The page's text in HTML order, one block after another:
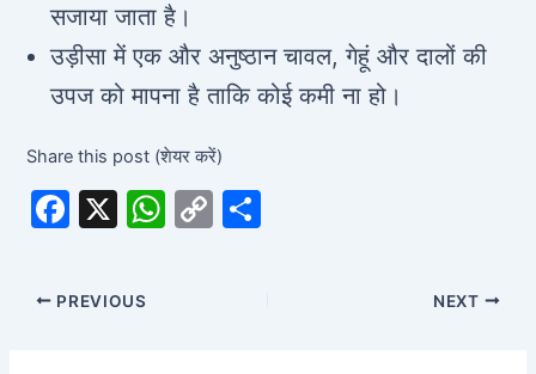
सजाया जाता है।
उड़ीसा में एक और अनुष्ठान चावल, गेहूं और दालों की
उपज को मापना है ताकि कोई कमी ना हो।
Share this post (शेयर करें)
F
c
e
X
W C
PREVIOUS NEXT